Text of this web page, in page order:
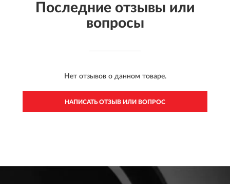
Последние отзывы или
вопросы
Нет отзывов о данном товаре.
НАПИСАТЬ ОТЗЫВ ИЛИ ВОПРОС